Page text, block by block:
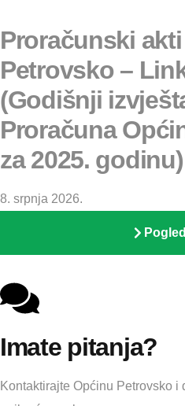
Proračunski
Petrovsko –
(Godišnji
Proračuna
za 2025. godinu)
8. srpnja 2026.
Imate pitanja?
Kontaktirajte Općinu Petrovsko i